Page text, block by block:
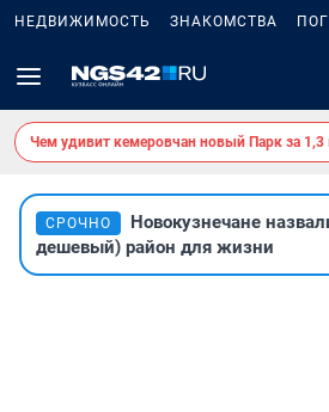
НЕДВИЖИМОСТЬ ЗНАКОМСТВА
Чем удивит кемеровчан новый Парк за
СРОЧНО
Новокузнечане
дешевый) район для жизни